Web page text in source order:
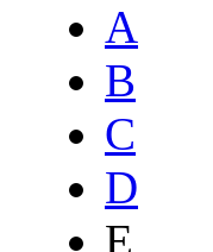
A
B
C
D
E